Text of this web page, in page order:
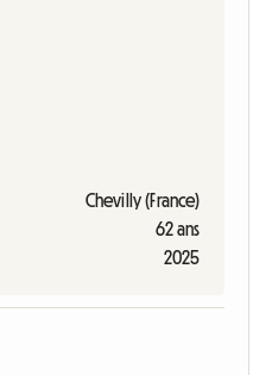
Chevilly (France)
62 ans
2025